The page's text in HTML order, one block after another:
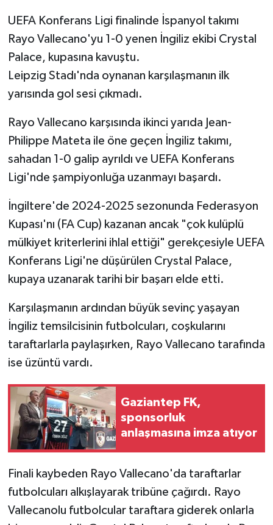
UEFA Konferans Ligi finalinde İspanyol takımı
Rayo Vallecano'yu 1-0 yenen İngiliz ekibi Crystal
Palace, kupasına kavuştu.
Leipzig Stadı'nda oynanan karşılaşmanın ilk
yarısında gol sesi çıkmadı.
Rayo Vallecano karşısında ikinci yarıda Jean-
Philippe Mateta ile öne geçen İngiliz takımı,
sahadan 1-0 galip ayrıldı ve UEFA Konferans
Ligi'nde şampiyonluğa uzanmayı başardı.
İngiltere'de 2024-2025 sezonunda Federasyon
Kupası'nı (FA Cup) kazanan ancak "çok kulüplü
mülkiyet kriterlerini ihlal ettiği" gerekçesiyle UEFA
Konferans Ligi'ne düşürülen Crystal Palace,
kupaya uzanarak tarihi bir başarı elde etti.
Karşılaşmanın ardından büyük sevinç yaşayan
İngiliz temsilcisinin futbolcuları, coşkularını
taraftarlarla paylaşırken, Rayo Vallecano tarafında
ise üzüntü vardı.
Gaziantep FK,
sponsorluk
anlaşmasına imza atıyor
Finali kaybeden Rayo Vallecano'da taraftarlar
futbolcuları alkışlayarak tribüne çağırdı. Rayo
Vallecanolu futbolcular taraftara giderek onlarla